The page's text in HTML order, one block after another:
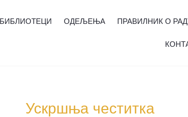
ОДЕЉЕЊА ПРАВИЛНИК О
Ускршња честитка